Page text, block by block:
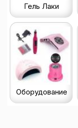
Гель Лаки
Оборудование